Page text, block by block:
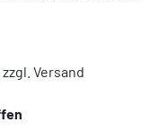
Versand